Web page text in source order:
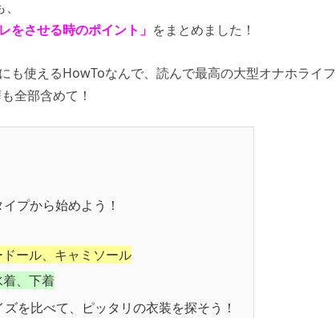
をさせる時のポイント」 をまとめました！
も使えるHowToなんで、読んで最高の大型オナホライフ
全部含めて！
プから始めよう！
ール、キャミソール
、下着
を比べて、ピッタリの衣装を探そう！